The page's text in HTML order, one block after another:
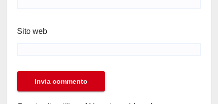
Sito web